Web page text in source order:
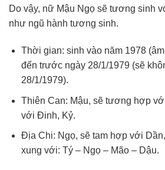
Do vậy, nữ Mậu Ngọ sẽ tương sinh
như ngũ hành tương sinh.
Thời gian: sinh vào năm 1978
đến trước ngày 28/1/1979 (sẽ
28/1/1979).
Thiên Can: Mậu, sẽ tương hợp
với Đinh, Kỷ.
Địa Chi: Ngọ, sẽ tam hợp với
xung với: Tý – Ngọ – Mão – Dậu.